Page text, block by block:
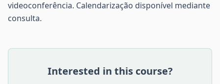
videoconferência. Calendarização disponível mediante
consulta.
Interested in this course?